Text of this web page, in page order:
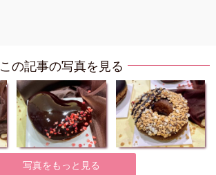
この記事の写真を見る
写真をもっと見る